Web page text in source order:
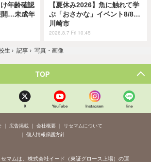
年齢確認
開…未成年
【夏休み2026】魚に触れて学
ぶ「おさかな」イベント8/8…
川崎市
2026.8.7 Fri 10:45
生 › 記事 › 写真・画像
TOP
X YouTube Instagram line
広告掲載 会社概要
リセマムについて
個人情報保護方針
セマムは、株式会社イード（東証グロース上場）の運